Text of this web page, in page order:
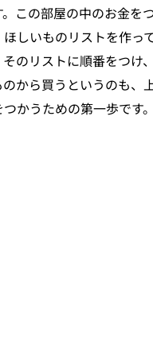
。この部屋の中のお金を
ほしいものリストを作っ
そのリストに順番をつけ
から買うというのも、
かうための第一歩です。